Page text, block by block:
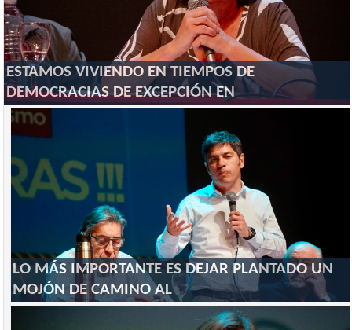
ESTAMOS VIVIENDO EN TIEMPOS DE
DEMOCRACIAS DE EXCEPCIÓN EN
LO MÁS IMPORTANTE ES DEJAR PLANTADO UN
MOJÓN DE CAMINO AL